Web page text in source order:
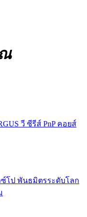
วี ซีรีส์ PnP คอยส์
ซ์โป พันธมิตรระดับโลก